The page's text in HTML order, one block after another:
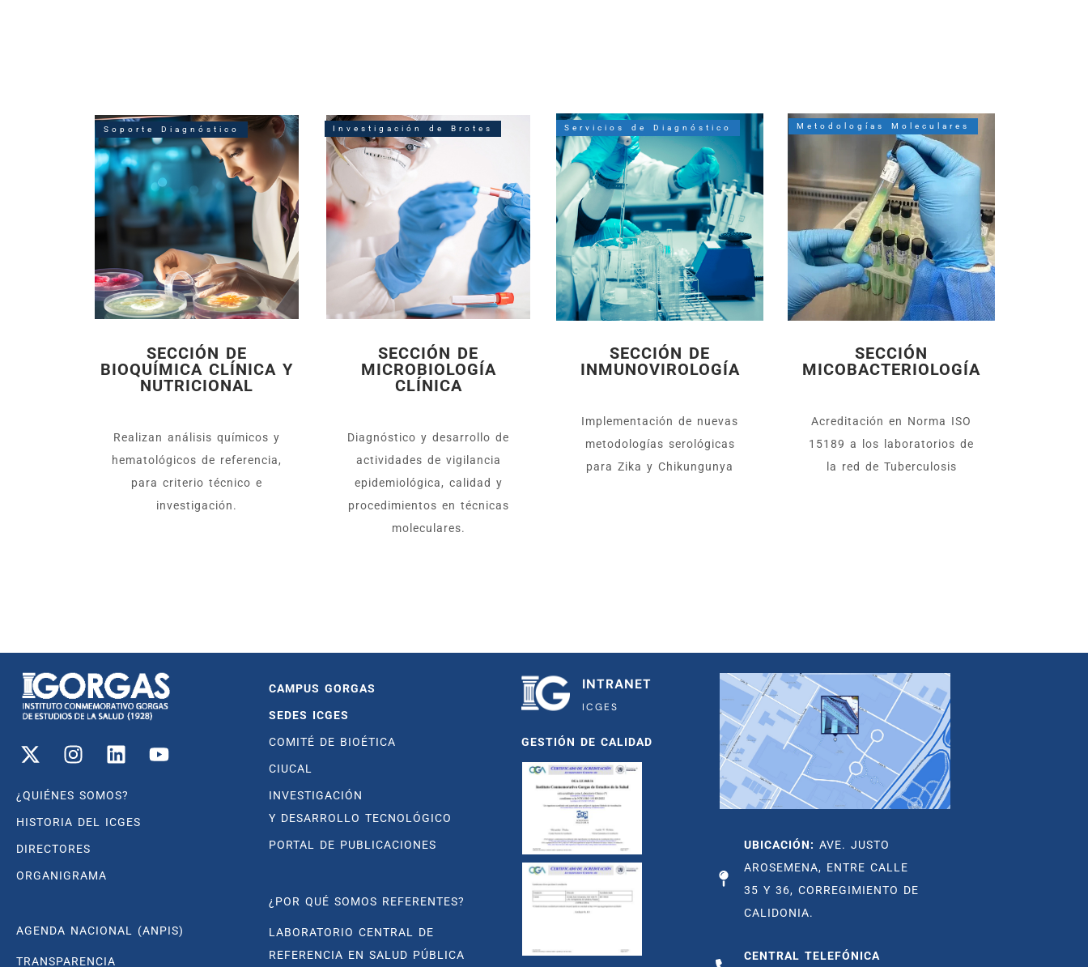
Soporte Diagnóstico
SECCIÓN DE
BIOQUÍMICA CLÍNICA Y
NUTRICIONAL
Realizan análisis químicos y
hematológicos de referencia,
para criterio técnico e
investigación.
Investigación de Brotes
SECCIÓN DE
MICROBIOLOGÍA
CLÍNICA
Diagnóstico y desarrollo de
actividades de vigilancia
epidemiológica, calidad y
procedimientos en técnicas
moleculares.​
Servicios de Diagnóstico
SECCIÓN DE
INMUNOVIROLOGÍA
Implementación de nuevas
metodologías serológicas
para Zika y Chikungunya
Metodologías Moleculares
SECCIÓN
MICOBACTERIOLOGÍA
Acreditación en Norma ISO
15189 a los laboratorios de
la red de Tuberculosis
¿QUIÉNES SOMOS?
HISTORIA DEL ICGES
DIRECTORES
ORGANIGRAMA
AGENDA NACIONAL (ANPIS)
TRANSPARENCIA
CAMPUS GORGAS
SEDES ICGES
COMITÉ DE BIOÉTICA
CIUCAL
INVESTIGACIÓN
Y DESARROLLO TECNOLÓGICO
PORTAL DE PUBLICACIONES
¿POR QUÉ SOMOS REFERENTES?
LABORATORIO CENTRAL DE
REFERENCIA EN SALUD PÚBLICA
INTRANET
ICGES
GESTIÓN DE CALIDAD
UBICACIÓN: AVE. JUSTO
AROSEMENA, ENTRE CALLE
35 Y 36, CORREGIMIENTO DE
CALIDONIA.
CENTRAL TELEFÓNICA